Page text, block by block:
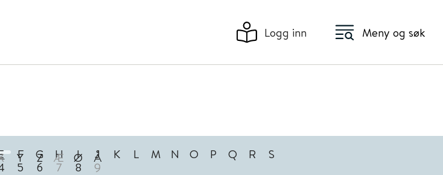
Logg inn Meny og søk
F G H I J K L M N O P Q R S
Y Z Æ Ø Å
5 6 7 8 9